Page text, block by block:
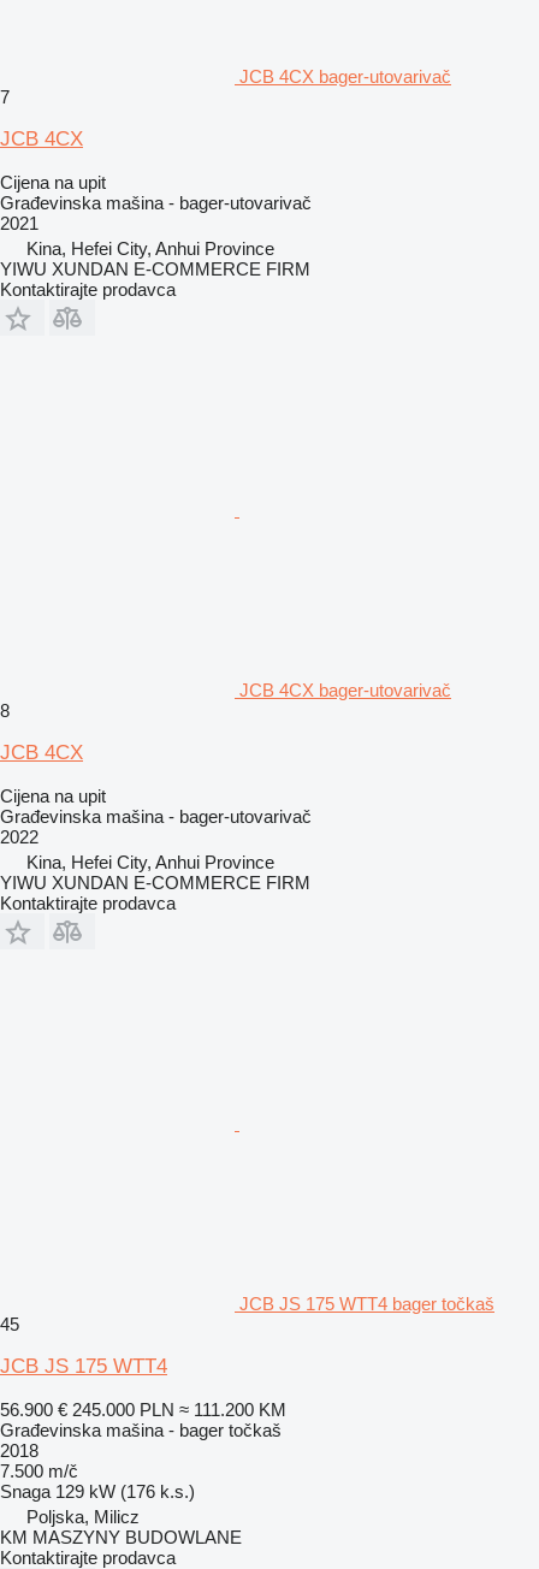
JCB 4CX bager-utovarivač
7
JCB 4CX
Cijena na upit
Građevinska mašina - bager-utovarivač
2021
Kina, Hefei City, Anhui Province
YIWU XUNDAN E-COMMERCE FIRM
Kontaktirajte prodavca
JCB 4CX bager-utovarivač
8
JCB 4CX
Cijena na upit
Građevinska mašina - bager-utovarivač
2022
Kina, Hefei City, Anhui Province
YIWU XUNDAN E-COMMERCE FIRM
Kontaktirajte prodavca
JCB JS 175 WTT4 bager točkaš
45
JCB JS 175 WTT4
56.900 € 245.000 PLN ≈ 111.200 KM
Građevinska mašina - bager točkaš
2018
7.500 m/č
Snaga 129 kW (176 k.s.)
Poljska, Milicz
KM MASZYNY BUDOWLANE
Kontaktirajte prodavca